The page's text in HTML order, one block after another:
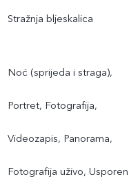
Stražnja bljeskalica
Noć (sprijeda i straga),
Portret, Fotografija,
Videozapis, Panorama,
Fotografija uživo, Usporen